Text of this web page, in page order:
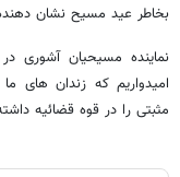
بخاطر عید مسیح نشان
نماینده مسیحیان آشوری
امیدواریم که زندان های
مثبتی را در قوه قضائیه